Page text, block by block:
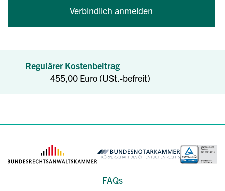
Regulärer Kostenbeitrag
455,00 Euro (USt.-befreit)
FAQs